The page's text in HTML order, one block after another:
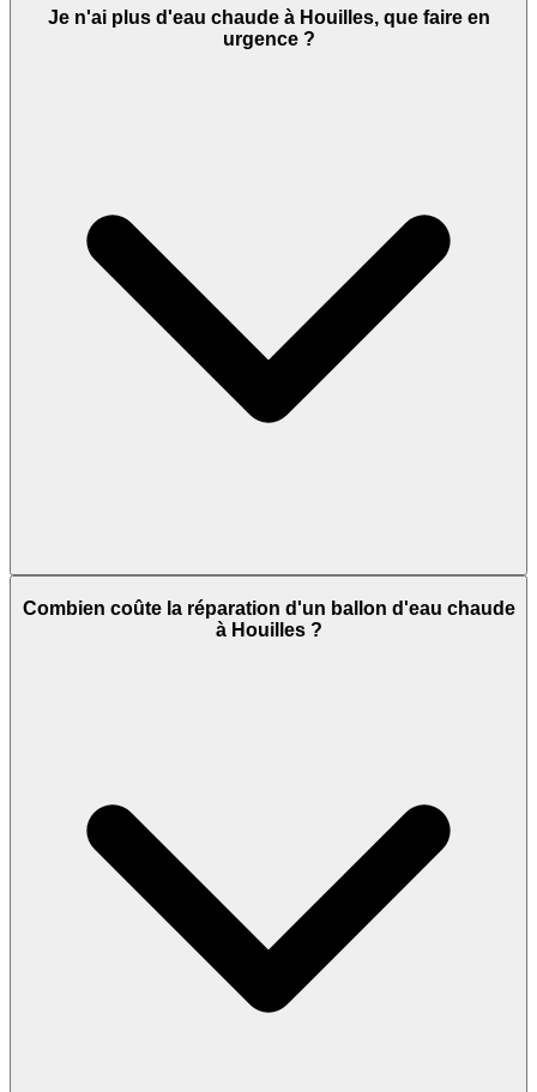
Je n'ai plus d'eau chaude à Houilles, que faire en
urgence ?
Combien coûte la réparation d'un ballon d'eau chaude
à Houilles ?